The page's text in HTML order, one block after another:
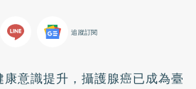
追蹤訂閱
意識提升，攝護腺癌已成為臺